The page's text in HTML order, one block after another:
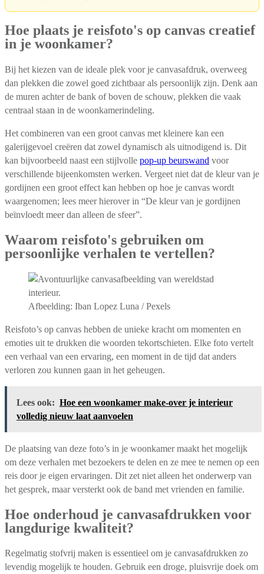
Hoe plaats je reisfoto's op canvas creatief
in je woonkamer?
Bij het kiezen van de ideale plek voor je canvasafdruk, overweeg
dan plekken die zowel goed zichtbaar als persoonlijk zijn. Denk aan
de muren achter de bank of boven de schouw, plekken die vaak
centraal staan in de woonkamerindeling.
Het combineren van een groot canvas met kleinere kan een
galerijgevoel creëren dat zowel dynamisch als uitnodigend is. Dit
kan bijvoorbeeld naast een stijlvolle pop-up beurswand voor
verschillende bijeenkomsten werken. Vergeet niet dat de kleur van je
gordijnen een groot effect kan hebben op hoe je canvas wordt
waargenomen; lees meer hierover in “De kleur van je gordijnen
beïnvloedt meer dan alleen de sfeer”.
Waarom reisfoto's gebruiken om
persoonlijke verhalen te vertellen?
Afbeelding: Iban Lopez Luna / Pexels
Reisfoto’s op canvas hebben de unieke kracht om momenten en
emoties uit te drukken die woorden tekortschieten. Elke foto vertelt
een verhaal van een ervaring, een moment in de tijd dat anders
verloren zou kunnen gaan in het geheugen.
Lees ook: Hoe een woonkamer make-over je interieur
volledig nieuw laat aanvoelen
De plaatsing van deze foto’s in je woonkamer maakt het mogelijk
om deze verhalen met bezoekers te delen en ze mee te nemen op een
reis door je eigen ervaringen. Dit zet niet alleen het onderwerp van
het gesprek, maar versterkt ook de band met vrienden en familie.
Hoe onderhoud je canvasafdrukken voor
langdurige kwaliteit?
Regelmatig stofvrij maken is essentieel om je canvasafdrukken zo
levendig mogelijk te houden. Gebruik een droge, pluisvrije doek om